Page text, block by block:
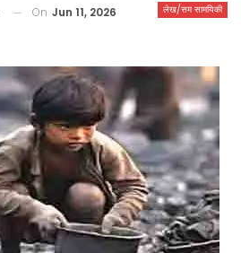
लेख/सम सामयिकी
On Jun 11, 2026